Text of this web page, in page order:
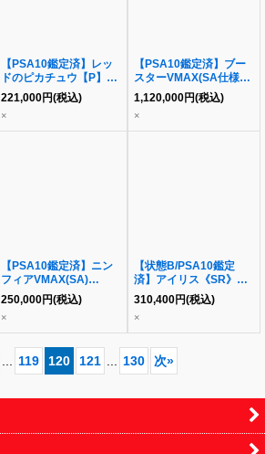
【PSA10鑑定済】レッ
ドのピカチュウ【P】
《P》{270/SM-P}[-]
221,000円(税込)
×
【PSA10鑑定済】ブー
スターVMAX(SA仕様)
《P》{186/S-P}[その他]
1,120,000円(税込)
×
【PSA10鑑定済】ニン
フィアVMAX(SA)
《HR》{093/069}[その
他]
250,000円(税込)
×
【状態B/PSA10鑑定
済】アイリス《SR》
{082/076}[その他]
310,400円(税込)
×
... 119 120 121 ... 130 次»